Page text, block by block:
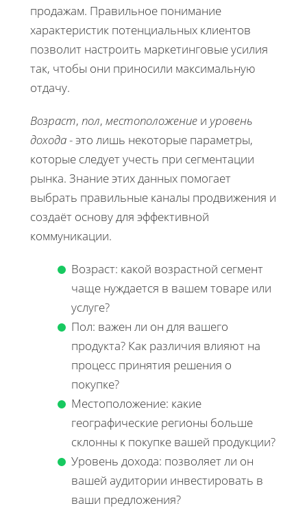
продажам. Правильное понимание
характеристик потенциальных клиентов
позволит настроить маркетинговые усилия
так, чтобы они приносили максимальную
отдачу.
Возраст, пол, местоположение и уровень
дохода- это лишь некоторые параметры,
которые следует учесть при сегментации
рынка. Знание этих данных помогает
выбрать правильные каналы продвижения и
создаёт основу для эффективной
коммуникации.
Возраст: какой возрастной сегмент
чаще нуждается в вашем товаре или
услуге?
Пол: важен ли он для вашего
продукта? Как различия влияют на
процесс принятия решения о
покупке?
Местоположение: какие
географические регионы больше
склонны к покупке вашей продукции?
Уровень дохода: позволяет ли он
вашей аудитории инвестировать в
ваши предложения?